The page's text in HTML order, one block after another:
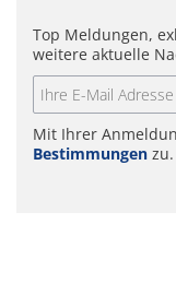
Top Meldungen,
weitere aktuelle
Mit Ihrer
Bestimmungen zu.